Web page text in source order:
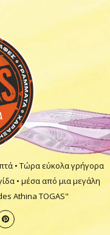
• Τώρα εύκολα γρήγορα
• μέσα από μια μεγάλη
Athina TOGAS"